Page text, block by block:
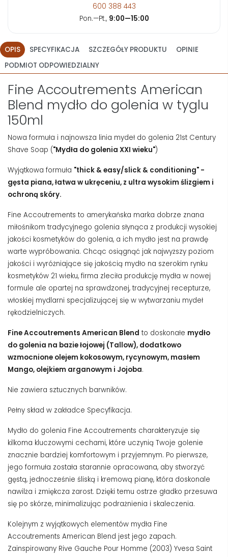
600 388 443
Pon.—Pt., 9:00—15:00
OPIS SPECYFIKACJA SZCZEGÓŁY PRODUKTU
OPINIE
PODMIOT ODPOWIEDZIALNY
Fine Accoutrements American
Blend mydło do golenia w tyglu
150ml
Nowa formuła i najnowsza linia mydeł do golenia 21st Century
Shave Soap ("Mydła do golenia XXI wieku")
Wyjątkowa formuła "thick & easy/slick & conditioning" -
gęsta piana, łatwa w ukręceniu, z ultra wysokim ślizgiem i
ochroną skóry.
Fine Accoutrements to amerykańska marka dobrze znana
miłośnikom tradycyjnego golenia słynąca z produkcji wysokiej
jakości kosmetyków do golenia, a ich mydło jest na prawdę
warte wypróbowania. Chcąc osiągnąć jak najwyższy poziom
jakości i wyróżniające się jakością mydło na szerokim rynku
kosmetyków 21 wieku, firma zleciła produkcję mydła w nowej
formule ale opartej na sprawdzonej, tradycyjnej recepturze,
włoskiej mydlarni specjalizującej się w wytwarzaniu mydeł
rękodzielniczych.
Fine Accoutrements American Blend to doskonałe mydło
do golenia na bazie łojowej (Tallow), dodatkowo
wzmocnione olejem kokosowym, rycynowym, masłem
Mango, olejkiem arganowym i Jojoba.
Nie zawiera sztucznych barwników.
Pełny skład w zakładce Specyfikacja.
Mydło do golenia Fine Accoutrements charakteryzuje się
kilkoma kluczowymi cechami, które uczynią Twoje golenie
znacznie bardziej komfortowym i przyjemnym. Po pierwsze,
jego formuła została starannie opracowana, aby stworzyć
gęstą, jednocześnie śliską i kremową pianę, która doskonale
nawilża i zmiękcza zarost. Dzięki temu ostrze gładko przesuwa
się po skórze, minimalizując podrażnienia i skaleczenia.
Kolejnym z wyjątkowych elementów mydła Fine
Accoutrements American Blend jest jego zapach.
Zainspirowany Rive Gauche Pour Homme (2003) Yvesa Saint